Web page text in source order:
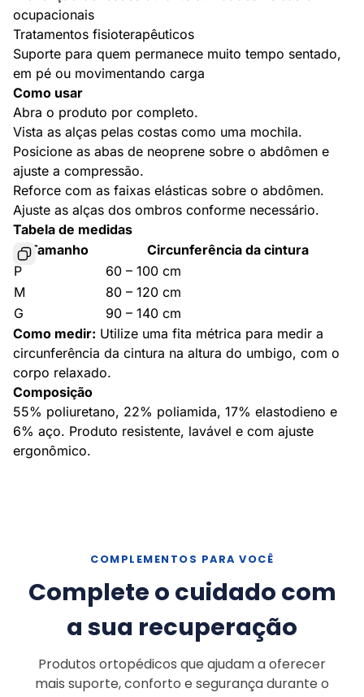
ocupacionais
Tratamentos fisioterapêuticos
Suporte para quem permanece muito tempo sentado,
em pé ou movimentando carga
Como usar
Abra o produto por completo.
Vista as alças pelas costas como uma mochila.
Posicione as abas de neoprene sobre o abdômen e
ajuste a compressão.
Reforce com as faixas elásticas sobre o abdômen.
Ajuste as alças dos ombros conforme necessário.
Tabela de medidas
Tamanho
Circunferência da cintura
P
60 – 100 cm
M
80 – 120 cm
G
90 – 140 cm
Como medir: Utilize uma fita métrica para medir a
circunferência da cintura na altura do umbigo, com o
corpo relaxado.
Composição
55% poliuretano, 22% poliamida, 17% elastodieno e
6% aço. Produto resistente, lavável e com ajuste
ergonômico.
COMPLEMENTOS PARA VOCÊ
Complete o cuidado com
a sua recuperação
Produtos ortopédicos que ajudam a oferecer
mais suporte, conforto e segurança durante o